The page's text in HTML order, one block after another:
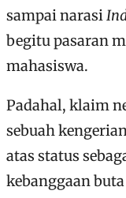
sampai narasi
begitu pasaran
mahasiswa.
Padahal, klaim
sebuah
atas status
kebanggaan